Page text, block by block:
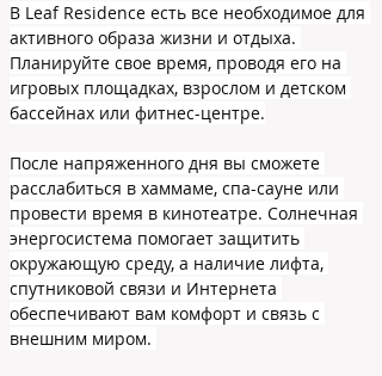
В Leaf Residence есть все необходимое для
активного образа жизни и отдыха.
Планируйте свое время, проводя его на
игровых площадках, взрослом и детском
бассейнах или фитнес-центре.
После напряженного дня вы сможете
расслабиться в хаммаме, спа-сауне или
провести время в кинотеатре. Солнечная
энергосистема помогает защитить
окружающую среду, а наличие лифта,
спутниковой связи и Интернета
обеспечивают вам комфорт и связь с
внешним миром.